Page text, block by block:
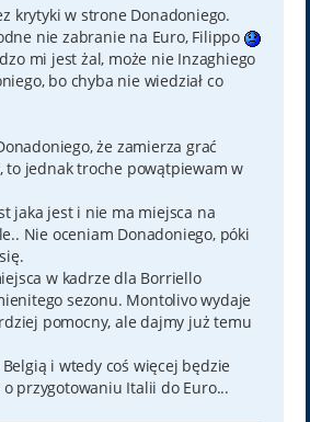
krytyki w strone Donadoniego.
nie zabranie na Euro, Filippo
mi jest żal, może nie Inzaghiego
bo chyba nie wiedział co
że zamierza grać
to jednak troche powątpiewam w
jaka jest i nie ma miejsca na
Nie oceniam Donadoniego, póki
w kadrze dla Borriello
sezonu. Montolivo wydaje
pomocny, ale dajmy już temu
i wtedy coś więcej będzie
przygotowaniu Italii do Euro...